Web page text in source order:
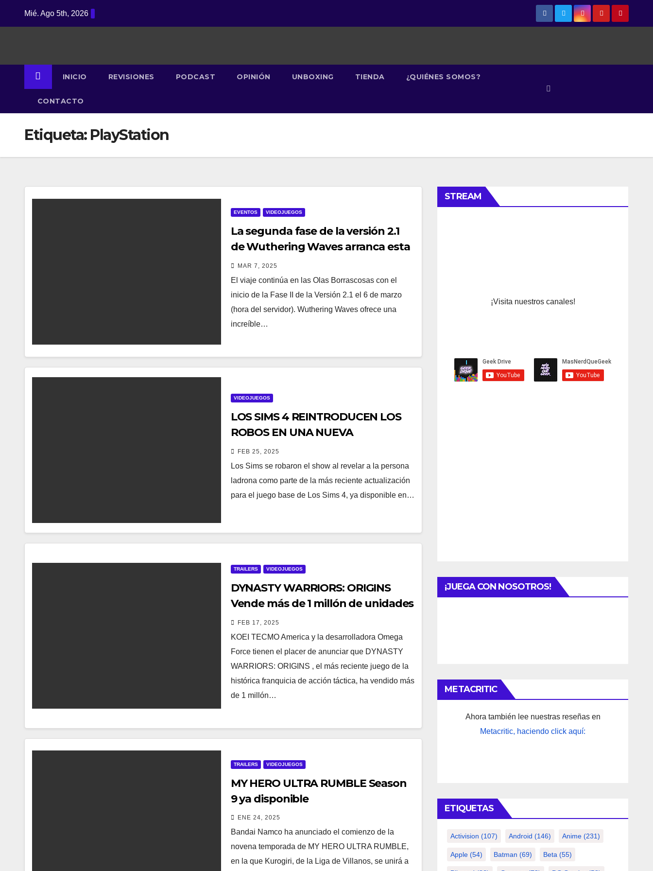
Mié. Ago 5th, 2026
INICIO REVISIONES PODCAST OPINIÓN UNBOXING TIENDA ¿QUIÉNES SOMOS?
CONTACTO
Etiqueta: PlayStation
EVENTOS VIDEOJUEGOS
La segunda fase de la versión 2.1
de Wuthering Waves arranca esta
semana
MAR 7, 2025
El viaje continúa en las Olas Borrascosas con el
inicio de la Fase II de la Versión 2.1 el 6 de marzo
(hora del servidor). Wuthering Waves ofrece una
increíble…
VIDEOJUEGOS
LOS SIMS 4 REINTRODUCEN LOS
ROBOS EN UNA NUEVA
ACTUALIZACIÓN DEL JUEGO BASE
FEB 25, 2025
Los Sims se robaron el show al revelar a la persona
ladrona como parte de la más reciente actualización
para el juego base de Los Sims 4, ya disponible en…
TRAILERS VIDEOJUEGOS
DYNASTY WARRIORS: ORIGINS
Vende más de 1 millón de unidades
en todo el mundo
FEB 17, 2025
KOEI TECMO America y la desarrolladora Omega
Force tienen el placer de anunciar que DYNASTY
WARRIORS: ORIGINS , el más reciente juego de la
histórica franquicia de acción táctica, ha vendido más
de 1 millón…
TRAILERS VIDEOJUEGOS
MY HERO ULTRA RUMBLE Season
9 ya disponible
ENE 24, 2025
Bandai Namco ha anunciado el comienzo de la
novena temporada de MY HERO ULTRA RUMBLE,
en la que Kurogiri, de la Liga de Villanos, se unirá a
STREAM
¡Visita nuestros canales!
¡JUEGA CON NOSOTROS!
METACRITIC
Ahora también lee nuestras reseñas en
Metacritic, haciendo click aquí:
ETIQUETAS
Activision (107) Android (146) Anime (231)
Apple (54) Batman (69) Beta (55)